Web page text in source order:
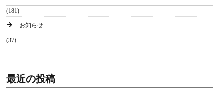
(181)
お知らせ
(37)
最近の投稿